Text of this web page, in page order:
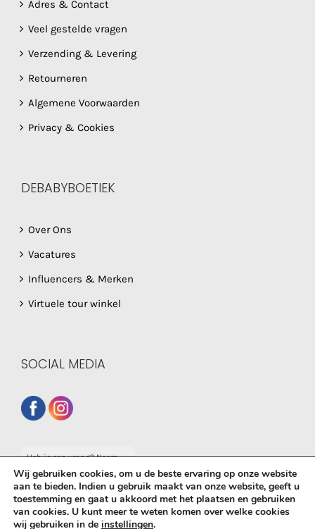
Adres & Contact
Veel gestelde vragen
Verzending & Levering
Retourneren
Algemene Voorwaarden
Privacy & Cookies
DEBABYBOETIEK
Over Ons
Vacatures
Influencers & Merken
Virtuele tour winkel
SOCIAL MEDIA
© Copyright 2026 De Babyboetiek | Powered byMplusKASSA
Heb je een vraag? Neem
dan gerust contact op
met onze whatsapp
service!
Wij gebruiken cookies, om u de beste ervaring op onze website
aan te bieden. Indien u gebruik maakt van onze website, geeft u
toestemming en gaat u akkoord met het plaatsen en gebruiken
van cookies. U kunt meer te weten komen over welke cookies
wij gebruiken in de instellingen.